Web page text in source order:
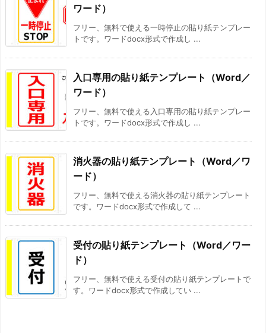
ワード）
フリー、無料で使える一時停止の貼り紙テンプレー
トです。ワードdocx形式で作成し ...
入口専用の貼り紙テンプレート（Word／
ワード）
フリー、無料で使える入口専用の貼り紙テンプレー
トです。ワードdocx形式で作成し ...
消火器の貼り紙テンプレート（Word／ワ
ード）
フリー、無料で使える消火器の貼り紙テンプレート
です。ワードdocx形式で作成して ...
受付の貼り紙テンプレート（Word／ワー
ド）
フリー、無料で使える受付の貼り紙テンプレートで
す。ワードdocx形式で作成してい ...